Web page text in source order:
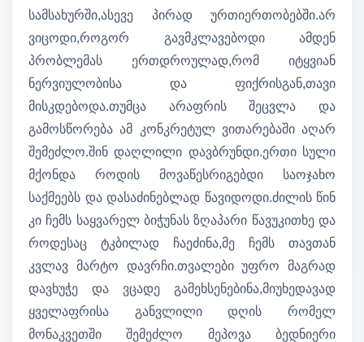
სამსახურში,ასევე პირად ურთიერთობებში.არ
ვიცოდი,როგორ გავმკლავებოდი ამდენ
პრობლემას ერთდროულად,რომ იტყვიან
ნერვიულობისა და ფიქრისგან,თავი
მისკდებოდა.თუმცა არაფრის შეცვლა და
გამოსწორება ამ კონკრეტულ ვითარებაში აღარ
შემეძლო.შინ დაღლილი დავბრუნდი.ერთი სული
მქონდა როდის მოვაწესრიგებდი საოჯახო
საქმეებს და დასაძინებლად წავიდოდი.ძილის წინ
კი ჩემს საყვარელ ბიჭუნას ზღაპარი წავუკითხე და
როდესაც ტკბილად ჩაეძინა,მე ჩემს თავთან
კვლავ მარტო დავრჩი.თვალები უფრო მაგრად
დავხუჭე და ვცადე გამეხსენებინა,მიუხედავად
ყველაფრისა განვლილი დღის რომელ
მონაკვეთში შემეძლო მეპოვა ბედნიერი